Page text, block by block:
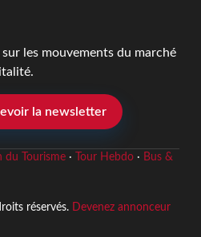
les mouvements du marché
la newsletter
du Tourisme· Tour Hebdo· Bus &
réservés. Devenez annonceur